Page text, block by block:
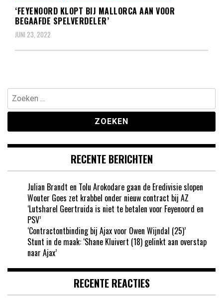
‘FEYENOORD KLOPT BIJ MALLORCA AAN VOOR
BEGAAFDE SPELVERDELER’
JUNI 23, 2022
Zoeken
naar:
RECENTE BERICHTEN
Julian Brandt en Tolu Arokodare gaan de Eredivisie slopen
Wouter Goes zet krabbel onder nieuw contract bij AZ
‘Lutsharel Geertruida is niet te betalen voor Feyenoord en
PSV’
‘Contractontbinding bij Ajax voor Owen Wijndal (25)’
Stunt in de maak: ‘Shane Kluivert (18) gelinkt aan overstap
naar Ajax’
RECENTE REACTIES